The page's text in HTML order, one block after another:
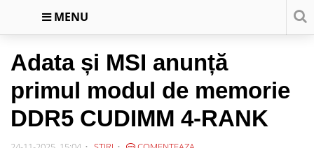
MENU
Adata și MSI anunță
primul modul de memorie
DDR5 CUDIMM 4-RANK